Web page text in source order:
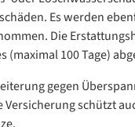
Es werden
Die
100 Tage)
gegen
schützt